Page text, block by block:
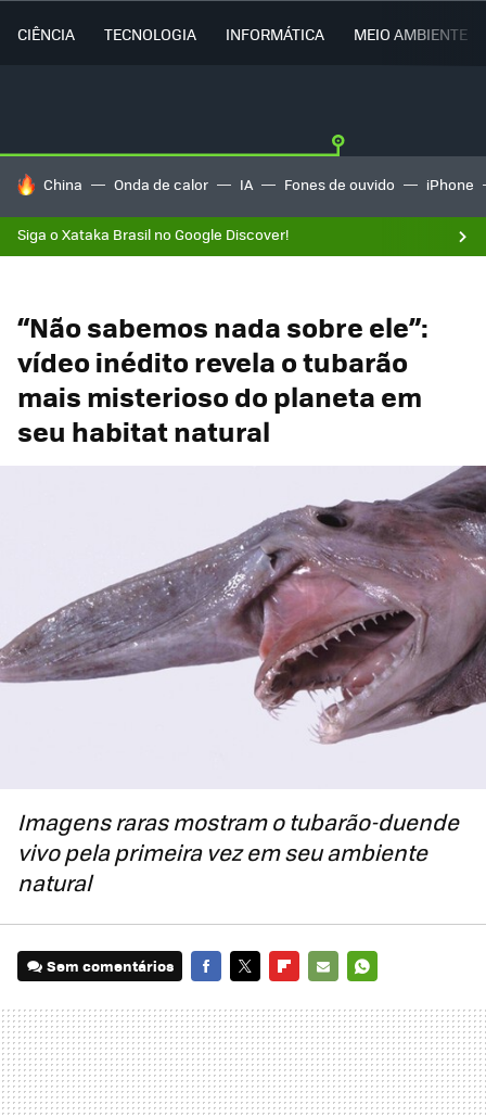
CIÊNCIA TECNOLOGIA INFORMÁTICA MEIO AMBIENTE
TENDÊNCIAS DO DIA
China Onda de calor IA Fones de ouvido iPhone
Siga o Xataka Brasil no Google Discover!
“Não sabemos nada sobre ele”:
vídeo inédito revela o tubarão
mais misterioso do planeta em
seu habitat natural
Imagens raras mostram o tubarão-duende
vivo pela primeira vez em seu ambiente
natural
Sem comentários
MAIL